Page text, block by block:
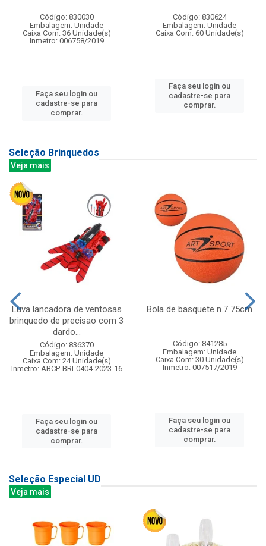
Código: 830030
Embalagem: Unidade
Caixa Com: 36 Unidade(s)
Inmetro: 006758/2019
Faça seu login ou
cadastre-se para
comprar.
Código: 830624
Embalagem: Unidade
Caixa Com: 60 Unidade(s)
Faça seu login ou
cadastre-se para
comprar.
Seleção Brinquedos
Veja mais
Luva lancadora de ventosas
brinquedo de precisao com 3
dardo...
Código: 836370
Embalagem: Unidade
Caixa Com: 24 Unidade(s)
Inmetro: ABCP-BRI-0404-2023-16
Faça seu login ou
cadastre-se para
comprar.
Bola de basquete n.7 75cm
Código: 841285
Embalagem: Unidade
Caixa Com: 30 Unidade(s)
Inmetro: 007517/2019
Faça seu login ou
cadastre-se para
comprar.
Seleção Especial UD
Veja mais